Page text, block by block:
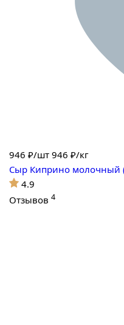
946 ₽/шт 946 ₽/кг
Сыр Киприно молочный
4.9
Отзывов 4